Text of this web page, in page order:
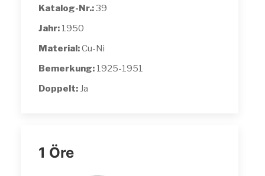
Katalog-Nr.:39
Jahr: 1950
Material:Cu-Ni
Bemerkung: 1925-1951
Doppelt: Ja
1 Öre